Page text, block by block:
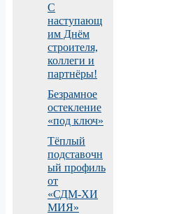
С
наступающ
им Днём
строителя,
коллеги и
партнёры!
Безрамное
остекление
«под ключ»
Тёплый
подставочн
ый профиль
от
«СДМ‑ХИ
МИЯ»